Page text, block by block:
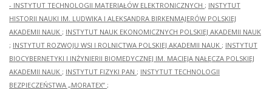
- INSTYTUT TECHNOLOGII MATERIAŁÓW ELEKTRONICZNYCH ; INSTYTUT
HISTORII NAUKI IM. LUDWIKA I ALEKSANDRA BIRKENMAJERÓW POLSKIEJ
AKADEMII NAUK ; INSTYTUT NAUK EKONOMICZNYCH POLSKIEJ AKADEMII NAUK
; INSTYTUT ROZWOJU WSI I ROLNICTWA POLSKIEJ AKADEMII NAUK ; INSTYTUT
BIOCYBERNETYKI I INŻYNIERII BIOMEDYCZNEJ IM. MACIEJA NAŁĘCZA POLSKIEJ
AKADEMII NAUK ; INSTYTUT FIZYKI PAN ; INSTYTUT TECHNOLOGII
BEZPIECZEŃSTWA „MORATEX” ;